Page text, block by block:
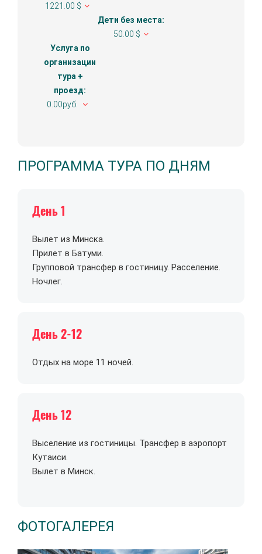
1221.00 $
Дети без места:
50.00 $
Услуга по
организации
тура +
проезд:
0.00руб.
ПРОГРАММА ТУРА ПО ДНЯМ
День 1
Вылет из Минска.
Прилет в Батуми.
Групповой трансфер в гостиницу. Расселение.
Ночлег.
День 2-12
Отдых на море 11 ночей.
День 12
Выселение из гостиницы. Трансфер в аэропорт
Кутаиси.
Вылет в Минск.
ФОТОГАЛЕРЕЯ